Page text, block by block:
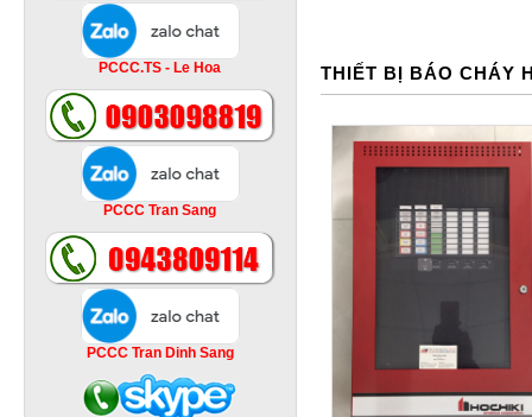
PCCC.TS - Le Hoa
PCCC Tran Sang
PCCC Tran Dinh Sang
THIẾT BỊ BÁO CHÁY